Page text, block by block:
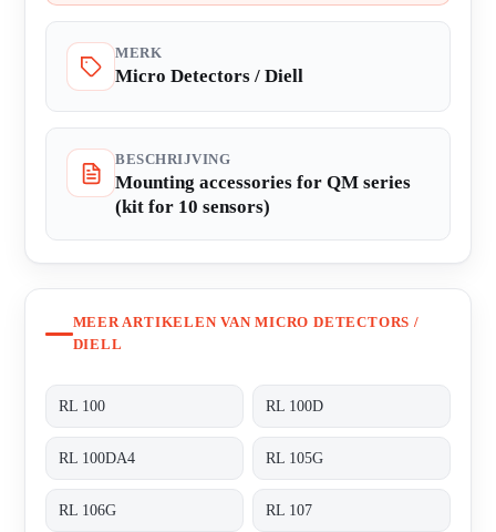
MERK
Micro Detectors / Diell
BESCHRIJVING
Mounting accessories for QM series
(kit for 10 sensors)
MEER ARTIKELEN VAN MICRO DETECTORS /
DIELL
RL 100 RL 100D
RL 100DA4 RL 105G
RL 106G RL 107